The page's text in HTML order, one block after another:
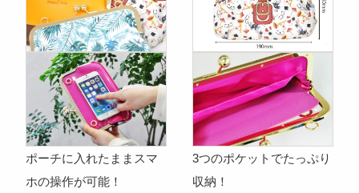
ポーチに入れたままスマ
ホの操作が可能！
3つのポケットでたっぷり
収納！